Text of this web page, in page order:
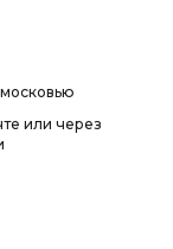
или через